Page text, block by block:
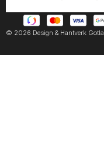
© 2026 Design & Hantverk